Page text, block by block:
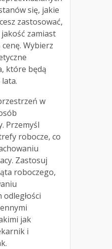
się, jakie
zastosować,
zamiast
Wybierz
które będą
lata.
w
Przemyśl
robocze, co
Zastosuj
roboczego,
jak
i